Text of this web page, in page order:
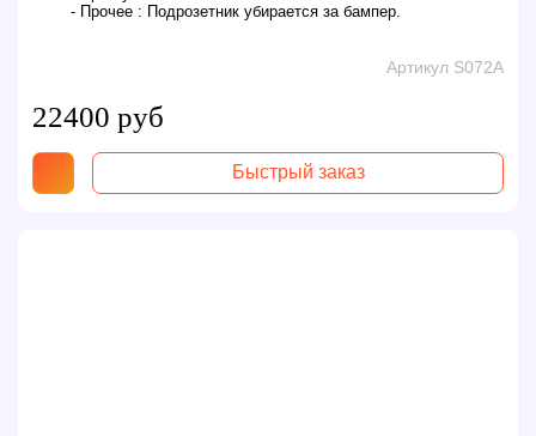
- Прочее : Подрозетник убирается за бампер.
Артикул S072A
22400 руб
Быстрый заказ